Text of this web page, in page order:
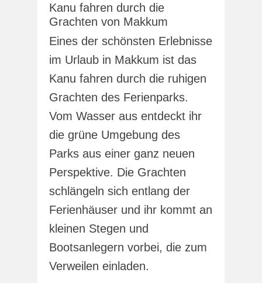
Kanu fahren durch die
Grachten von Makkum
Eines der schönsten Erlebnisse
im Urlaub in Makkum ist das
Kanu fahren durch die ruhigen
Grachten des Ferienparks.
Vom Wasser aus entdeckt ihr
die grüne Umgebung des
Parks aus einer ganz neuen
Perspektive. Die Grachten
schlängeln sich entlang der
Ferienhäuser und ihr kommt an
kleinen Stegen und
Bootsanlegern vorbei, die zum
Verweilen einladen.